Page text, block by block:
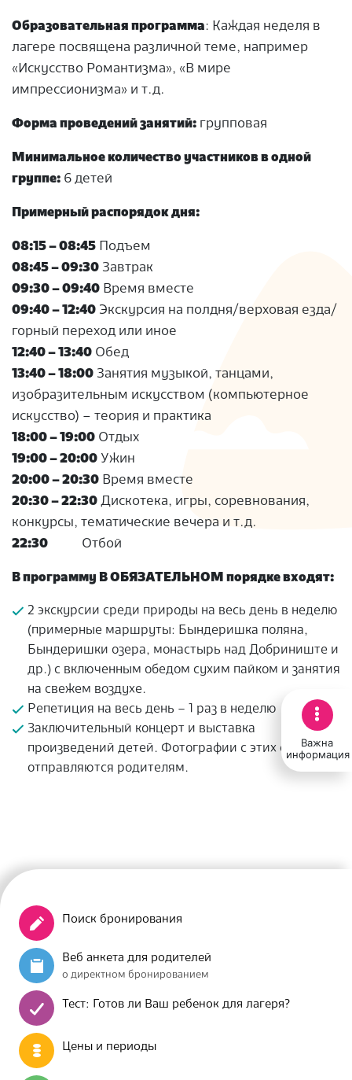
Важна
информация
Образовательная программа: Каждая неделя в
лагере посвящена различной теме, например
«Искусство Романтизма», «В мире
импрессионизма» и т.д.
Форма проведений занятий: групповая
Минимальное количество участников в одной
группе: 6 детей
Примерный распорядок дня:
08:15 – 08:45 Подъем
08:45 – 09:30 Завтрак
09:30 – 09:40 Время вместе
09:40 – 12:40 Экскурсия на полдня/верховая езда/
горный переход или иное
12:40 – 13:40 Обед
13:40 – 18:00 Занятия музыкой, танцами,
изобразительным искусством (компьютерное
искусство) – теория и практика
18:00 – 19:00 Отдых
19:00 – 20:00 Ужин
20:00 – 20:30 Время вместе
20:30 – 22:30 Дискотека, игры, соревнования,
конкурсы, тематические вечера и т.д.
22:30
Отбой
В программу В ОБЯЗАТЕЛЬНОМ порядке входят:
2 экскурсии среди природы на весь день в неделю
(примерные маршруты: Бындеришка поляна,
Бындеришки озера, монастырь над Добриниште и
др.) с включенным обедом сухим пайком и занятия
на свежем воздухе.
Репетиция на весь день – 1 раз в неделю
Заключительный концерт и выставка
произведений детей. Фотографии с этих событий
отправляются родителям.
Поиск бронирования
Веб анкета для родителей
о директном бронированием
Тест: Готов ли Ваш ребенок для лагеря?
Цены и периоды